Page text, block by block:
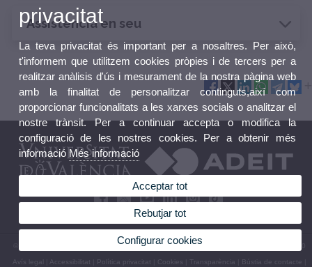
Assistència en seu
© 2026 UV. - Plaza Virgen de la Paz, 3. 46001 València. Espanya. Tel.: (+34) 961 603 000
Avís legal Accessibilitat Política privacitat Cookies Transparència Bústia de contacte
privacitat
La teva privacitat és important per a nosaltres. Per això,
t'informem que utilitzem cookies pròpies i de tercers per a
realitzar anàlisis d'ús i mesurament de la nostra pàgina web
amb la finalitat de personalitzar continguts,així com
proporcionar funcionalitats a les xarxes socials o analitzar el
nostre trànsit. Per a continuar accepta o modifica la
configuració de les nostres cookies. Per a obtenir més
informació Més informació
Acceptar tot
Rebutjar tot
Configurar cookies